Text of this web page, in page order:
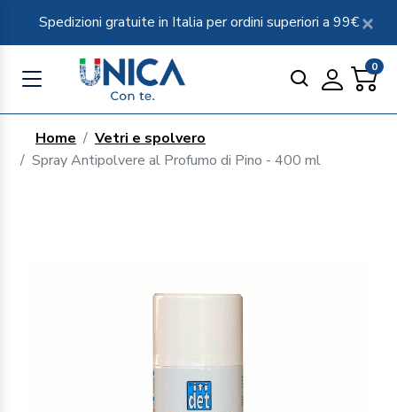
Spedizioni gratuite in Italia per ordini superiori a 99€
0
Home
Vetri e spolvero
Spray Antipolvere al Profumo di Pino - 400 ml